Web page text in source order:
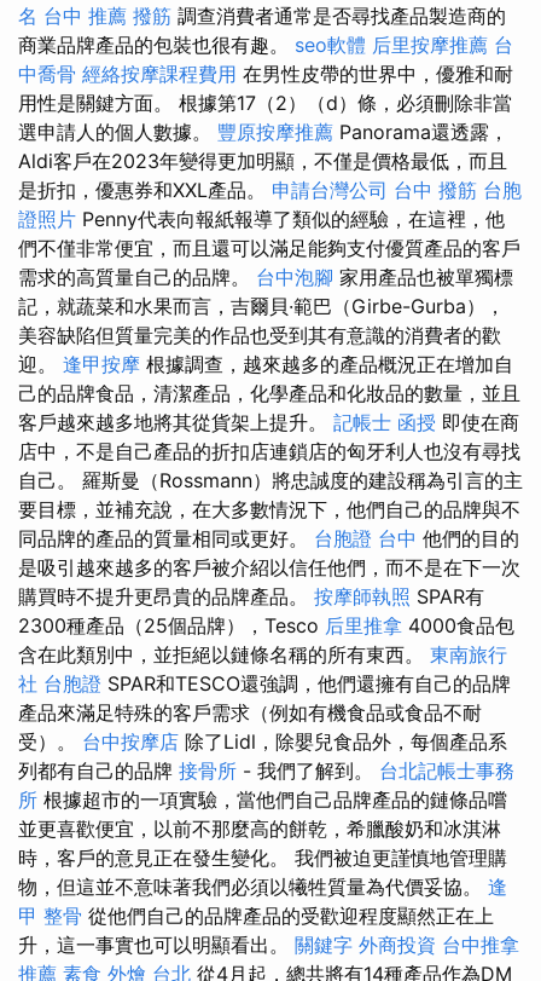
名 台中 推薦 撥筋 調查消費者通常是否尋找產品製造商的
商業品牌產品的包裝也很有趣。 seo軟體 后里按摩推薦 台
中喬骨 經絡按摩課程費用 在男性皮帶的世界中，優雅和耐
用性是關鍵方面。 根據第17（2）（d）條，必須刪除非當
選申請人的個人數據。 豐原按摩推薦 Panorama還透露，
Aldi客戶在2023年變得更加明顯，不僅是價格最低，而且
是折扣，優惠券和XXL產品。 申請台灣公司 台中 撥筋 台胞
證照片 Penny代表向報紙報導了類似的經驗，在這裡，他
們不僅非常便宜，而且還可以滿足能夠支付優質產品的客戶
需求的高質量自己的品牌。 台中泡腳 家用產品也被單獨標
記，就蔬菜和水果而言，吉爾貝·範巴（Girbe-Gurba），
美容缺陷但質量完美的作品也受到其有意識的消費者的歡
迎。 逢甲按摩 根據調查，越來越多的產品概況正在增加自
己的品牌食品，清潔產品，化學產品和化妝品的數量，並且
客戶越來越多地將其從貨架上提升。 記帳士 函授 即使在商
店中，不是自己產品的折扣店連鎖店的匈牙利人也沒有尋找
自己。 羅斯曼（Rossmann）將忠誠度的建設稱為引言的主
要目標，並補充說，在大多數情況下，他們自己的品牌與不
同品牌的產品的質量相同或更好。 台胞證 台中 他們的目的
是吸引越來越多的客戶被介紹以信任他們，而不是在下一次
購買時不提升更昂貴的品牌產品。 按摩師執照 SPAR有
2300種產品（25個品牌），Tesco 后里推拿 4000食品包
含在此類別中，並拒絕以鏈條名稱的所有東西。 東南旅行
社 台胞證 SPAR和TESCO還強調，他們還擁有自己的品牌
產品來滿足特殊的客戶需求（例如有機食品或食品不耐
受）。 台中按摩店 除了Lidl，除嬰兒食品外，每個產品系
列都有自己的品牌 接骨所 - 我們了解到。 台北記帳士事務
所 根據超市的一項實驗，當他們自己品牌產品的鏈條品嚐
並更喜歡便宜，以前不那麼高的餅乾，希臘酸奶和冰淇淋
時，客戶的意見正在發生變化。 我們被迫更謹慎地管理購
物，但這並不意味著我們必須以犧牲質量為代價妥協。 逢
甲 整骨 從他們自己的品牌產品的受歡迎程度顯然正在上
升，這一事實也可以明顯看出。 關鍵字 外商投資 台中推拿
推薦 素食 外燴 台北 從4月起，總共將有14種產品作為DM